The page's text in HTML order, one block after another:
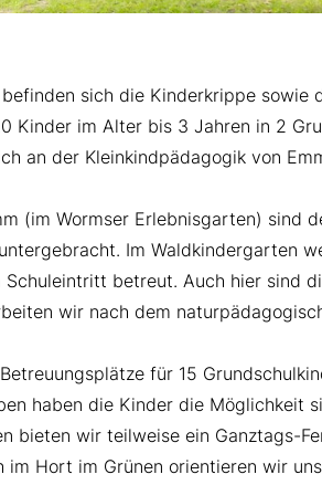
sich die Kinderkrippe sowie
Kinder im Alter bis 3 Jahren in 2
an der Kleinkindpädagogik von
(im Wormser Erlebnisgarten) sind
Im Waldkindergarten
betreut. Auch hier sind
wir nach dem
für 15
haben die Kinder die Möglichkeit
bieten wir teilweise ein Ganztags-
im Hort im Grünen orientieren wir